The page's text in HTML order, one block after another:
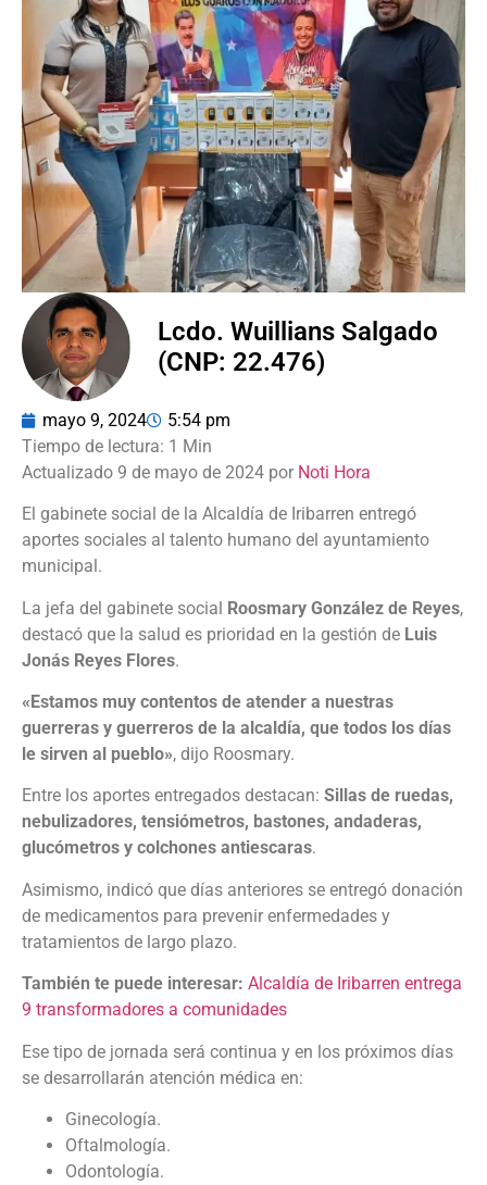
Lcdo. Wuillians Salgado
(CNP: 22.476)
mayo 9, 2024 5:54 pm
Actualizado 9 de mayo de 2024 por Noti Hora
El gabinete social de la Alcaldía de Iribarren entregó
aportes sociales al talento humano del ayuntamiento
municipal.
La jefa del gabinete social Roosmary González de Reyes,
destacó que la salud es prioridad en la gestión de Luis
Jonás Reyes Flores.
«Estamos muy contentos de atender a nuestras
guerreras y guerreros de la alcaldía, que todos los días
le sirven al pueblo», dijo Roosmary.
Entre los aportes entregados destacan: Sillas de ruedas,
nebulizadores, tensiómetros, bastones, andaderas,
glucómetros y colchones antiescaras.
Asimismo, indicó que días anteriores se entregó donación
de medicamentos para prevenir enfermedades y
tratamientos de largo plazo.
También te puede interesar: Alcaldía de Iribarren entrega
9 transformadores a comunidades
Ese tipo de jornada será continua y en los próximos días
se desarrollarán atención médica en:
Ginecología.
Oftalmología.
Odontología.